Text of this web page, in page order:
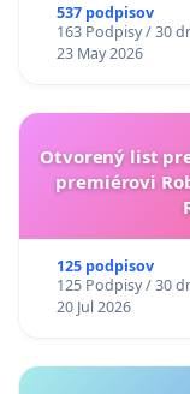
537 podpisov
163 Podpisy / 30
23 May 2026
Otvorený list
premiérovi
125 podpisov
125 Podpisy / 30
20 Jul 2026